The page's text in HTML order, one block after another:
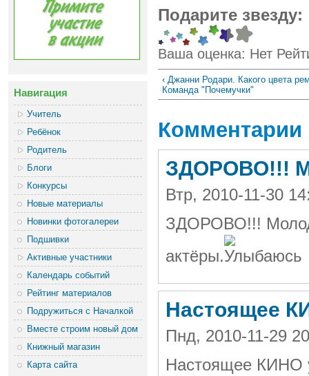
Навигация
Учитель
Ребёнок
Родитель
Блоги
Конкурсы
Новые материалы
Новинки фотогалереи
Подшивки
Активные участники
Календарь событий
Рейтинг материалов
Подружиться с Началкой
Вместе строим новый дом
Книжный магазин
Карта сайта
Подарите звезду:
Ваша оценка: Нет
‹ Джанни Родари. Какого цвета
Команда "Почемучки"
Комментарии
ЗДОРОВО!!!
Втр, 2010-11-30
ЗДОРОВО!!!
актёры.
Настоящее
Пнд, 2010-11-29
Настоящее КИНО